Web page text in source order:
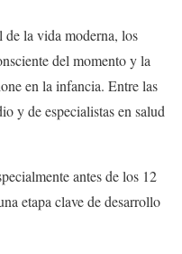
de la vida moderna, los
del momento y la
en la infancia. Entre las
y de especialistas en salud
antes de los 12
etapa clave de desarrollo